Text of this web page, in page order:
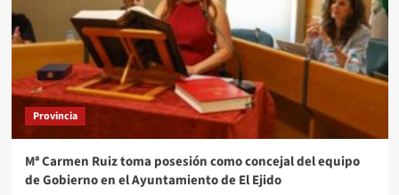
Provincia
Mª Carmen Ruiz toma posesión como concejal del equipo
de Gobierno en el Ayuntamiento de El Ejido